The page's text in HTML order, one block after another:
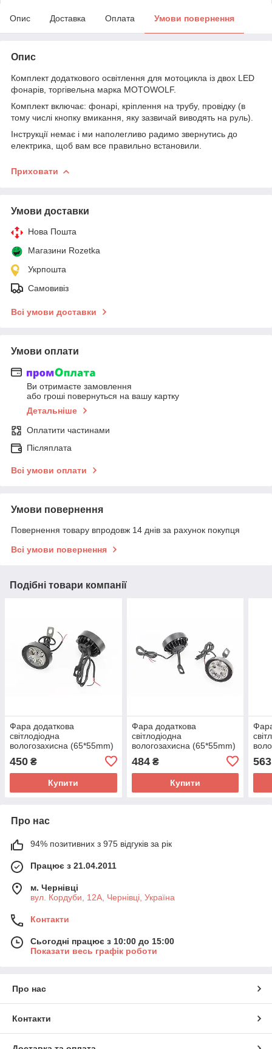
Опис Доставка Оплата Умови повернення
Опис
Комплект додаткового освітлення для мотоцикла із двох LED
фонарів, торгівельна марка MOTOWOLF.
Комплект включає: фонарі, кріплення на трубу, провідку (в
тому числі кнопку вмикання, яку зазвичай виводять на руль).
Інструкції немає і ми наполегливо радимо звернутись до
електрика, щоб вам все правильно встановили.
Приховати
Умови доставки
Нова Пошта
Магазини Rozetka
Укрпошта
Самовивіз
Всі умови доставки
Умови оплати
Ви отримаєте замовлення
або гроші повернуться на вашу картку
Детальніше
Оплатити частинами
Післяплата
Всі умови оплати
Умови повернення
Повернення товару впродовж 14 днів за рахунок покупця
Всі умови повернення
Подібні товари компанії
Фара додаткова
світлодіодна
вологозахисна (65*55mm)
- 4 LED з кріпленням під
дзеркало, к-кт 2шт
450 ₴
Купити
Фара додаткова
світлодіодна
вологозахисна (65*55mm)
- 6 LED з кріпленням під
дзеркало, к-кт 2шт, тип 1
484₴
Купити
563
Про нас
94% позитивних з 975 відгуків за рік
Працює з 21.04.2011
м. Чернівці
вул. Кордуби, 12А, Чернівці, Україна
Контакти
Сьогодні працює з 10:00 до 15:00
Показати весь графік роботи
Про нас
Контакти